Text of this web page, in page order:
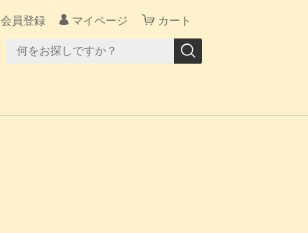
会員登録 マイページ カート